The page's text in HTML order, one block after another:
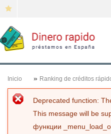
Inicio » Ranking de créditos
Сообщение
Deprecated function:
This message will be
функции